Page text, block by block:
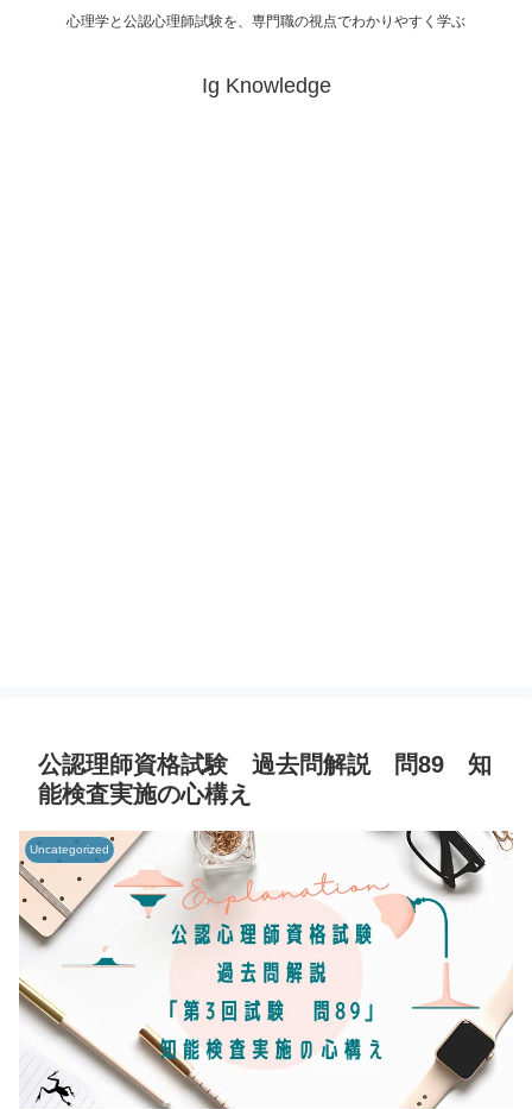
心理学と公認心理師試験を、専門職の視点でわかりやすく学ぶ
Ig Knowledge
公認理師資格試験 過去問解説 問89 知
能検査実施の心構え
Uncategorized